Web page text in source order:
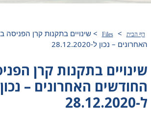
דף הבית >
Files
>
האחרונים – נכון ל-28.12.2020
החודשים האחרונים – נכון
ל-28.12.2020